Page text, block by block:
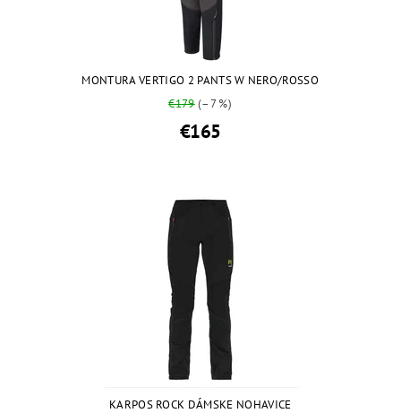
MONTURA VERTIGO 2 PANTS W NERO/ROSSO
€179(–7 %)
€165
KARPOS ROCK DÁMSKE NOHAVICE